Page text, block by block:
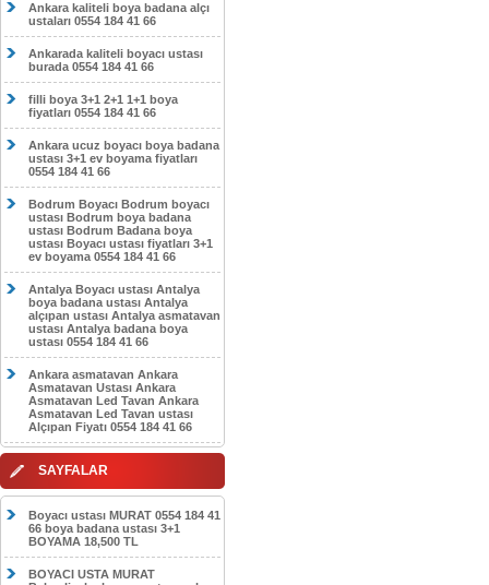
Ankara kaliteli boya badana alçı
ustaları 0554 184 41 66
Ankarada kaliteli boyacı ustası
burada 0554 184 41 66
filli boya 3+1 2+1 1+1 boya
fiyatları 0554 184 41 66
Ankara ucuz boyacı boya badana
ustası 3+1 ev boyama fiyatları
0554 184 41 66
Bodrum Boyacı Bodrum boyacı
ustası Bodrum boya badana
ustası Bodrum Badana boya
ustası Boyacı ustası fiyatları 3+1
ev boyama 0554 184 41 66
Antalya Boyacı ustası Antalya
boya badana ustası Antalya
alçıpan ustası Antalya asmatavan
ustası Antalya badana boya
ustası 0554 184 41 66
Ankara asmatavan Ankara
Asmatavan Ustası Ankara
Asmatavan Led Tavan Ankara
Asmatavan Led Tavan ustası
Alçıpan Fiyatı 0554 184 41 66
SAYFALAR
Boyacı ustası MURAT 0554 184 41
66 boya badana ustası 3+1
BOYAMA 18,500 TL
BOYACI USTA MURAT